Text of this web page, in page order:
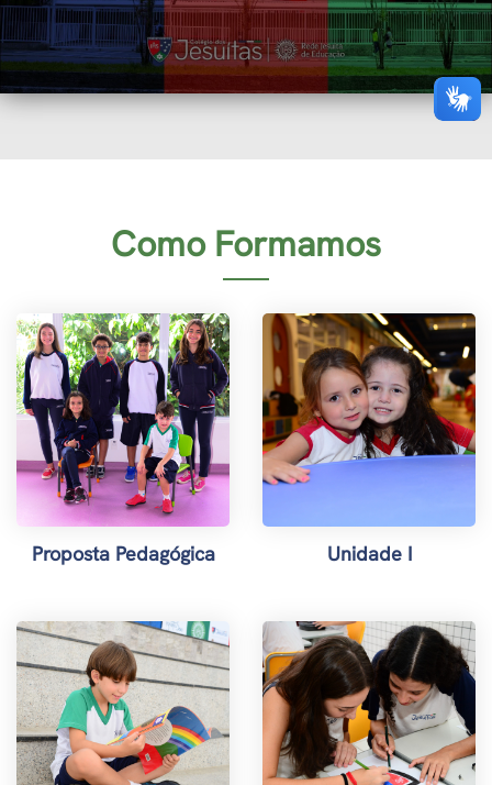
Como Formamos
Proposta Pedagógica Unidade I